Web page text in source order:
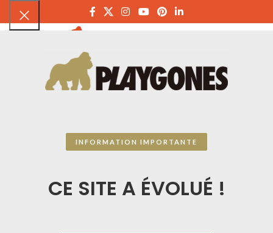
INFORMATION IMPORTANTE
CE SITE A ÉVOLUÉ !